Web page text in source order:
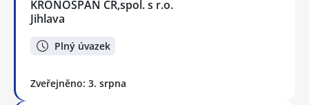
KRONOSPAN CR,spol. s r.o.
Jihlava
Plný úvazek
Zveřejněno: 3. srpna